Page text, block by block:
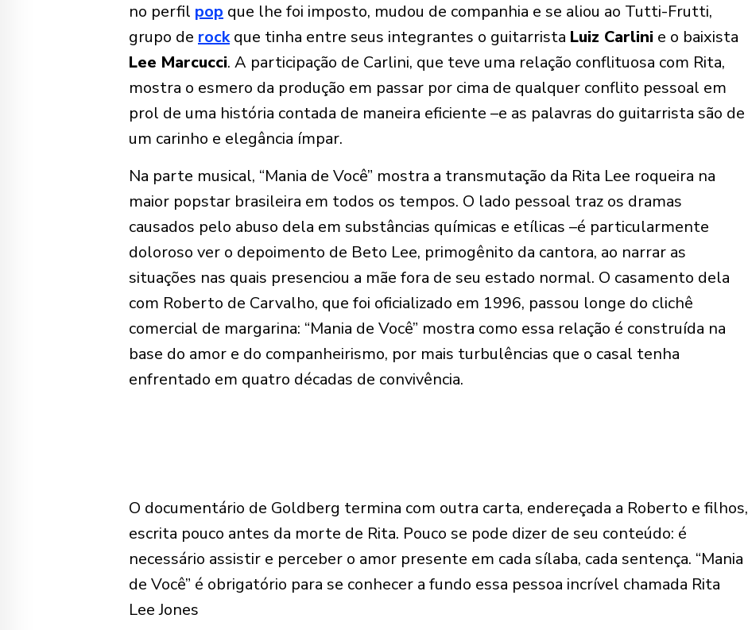
no perfil pop que lhe foi imposto, mudou de companhia e se aliou ao Tutti-Frutti,
grupo de rockque tinha entre seus integrantes o guitarrista Luiz Carlini e o baixista
Lee Marcucci. A participação de Carlini, que teve uma relação conflituosa com Rita,
mostra o esmero da produção em passar por cima de qualquer conflito pessoal em
prol de uma história contada de maneira eficiente –e as palavras do guitarrista são de
um carinho e elegância ímpar.
Na parte musical, “Mania de Você” mostra a transmutação da Rita Lee roqueira na
maior popstar brasileira em todos os tempos. O lado pessoal traz os dramas
causados pelo abuso dela em substâncias químicas e etílicas –é particularmente
doloroso ver o depoimento de Beto Lee, primogênito da cantora, ao narrar as
situações nas quais presenciou a mãe fora de seu estado normal. O casamento dela
com Roberto de Carvalho, que foi oficializado em 1996, passou longe do clichê
comercial de margarina: “Mania de Você” mostra como essa relação é construída na
base do amor e do companheirismo, por mais turbulências que o casal tenha
enfrentado em quatro décadas de convivência.
O documentário de Goldberg termina com outra carta, endereçada a Roberto e filhos,
escrita pouco antes da morte de Rita. Pouco se pode dizer de seu conteúdo: é
necessário assistir e perceber o amor presente em cada sílaba, cada sentença. “Mania
de Você” é obrigatório para se conhecer a fundo essa pessoa incrível chamada Rita
Lee Jones